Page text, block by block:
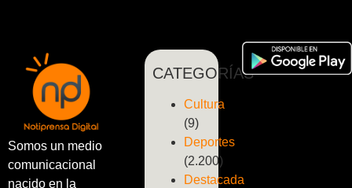
Somos un medio
comunicacional
nacido en la
CATEGORÍAS
Cultura
(9)
Deportes
(2.200)
Destacada